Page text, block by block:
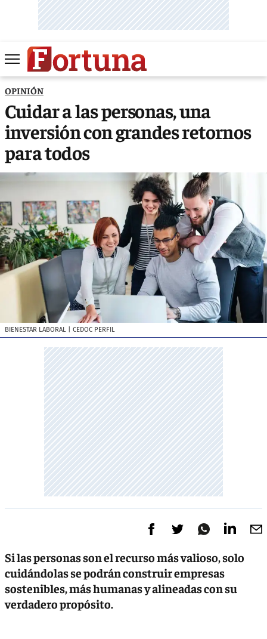
OPINIÓN
Cuidar a las personas, una
inversión con grandes retornos
para todos
BIENESTAR LABORAL | CEDOC PERFIL
Si las personas son el recurso más valioso, solo
cuidándolas se podrán construir empresas
sostenibles, más humanas y alineadas con su
verdadero propósito.